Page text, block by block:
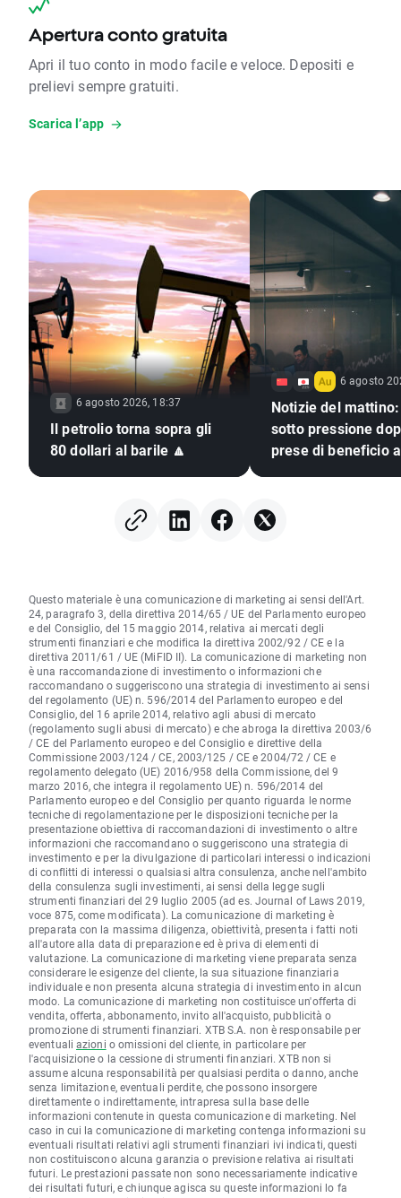
Apertura conto gratuita
Apri il tuo conto in modo facile e veloce. Depositi e
prelievi sempre gratuiti.
Scarica l’app
6 agosto 2026, 18:37
Il petrolio torna sopra gli
80 dollari al barile 🔼
6 agosto
Notizie del
sotto pressione
prese di beneficio
Questo materiale è una comunicazione di marketing ai sensi dell'Art.
24, paragrafo 3, della direttiva 2014/65 / UE del Parlamento europeo
e del Consiglio, del 15 maggio 2014, relativa ai mercati degli
strumenti finanziari e che modifica la direttiva 2002/92 / CE e la
direttiva 2011/61 / UE (MiFID II). La comunicazione di marketing non
è una raccomandazione di investimento o informazioni che
raccomandano o suggeriscono una strategia di investimento ai sensi
del regolamento (UE) n. 596/2014 del Parlamento europeo e del
Consiglio, del 16 aprile 2014, relativo agli abusi di mercato
(regolamento sugli abusi di mercato) e che abroga la direttiva 2003/6
/ CE del Parlamento europeo e del Consiglio e direttive della
Commissione 2003/124 / CE, 2003/125 / CE e 2004/72 / CE e
regolamento delegato (UE) 2016/958 della Commissione, del 9
marzo 2016, che integra il regolamento UE) n. 596/2014 del
Parlamento europeo e del Consiglio per quanto riguarda le norme
tecniche di regolamentazione per le disposizioni tecniche per la
presentazione obiettiva di raccomandazioni di investimento o altre
informazioni che raccomandano o suggeriscono una strategia di
investimento e per la divulgazione di particolari interessi o indicazioni
di conflitti di interessi o qualsiasi altra consulenza, anche nell'ambito
della consulenza sugli investimenti, ai sensi della legge sugli
strumenti finanziari del 29 luglio 2005 (ad es. Journal of Laws 2019,
voce 875, come modificata). La comunicazione di marketing è
preparata con la massima diligenza, obiettività, presenta i fatti noti
all'autore alla data di preparazione ed è priva di elementi di
valutazione. La comunicazione di marketing viene preparata senza
considerare le esigenze del cliente, la sua situazione finanziaria
individuale e non presenta alcuna strategia di investimento in alcun
modo. La comunicazione di marketing non costituisce un'offerta di
vendita, offerta, abbonamento, invito all'acquisto, pubblicità o
promozione di strumenti finanziari. XTB S.A. non è responsabile per
eventuali azioni o omissioni del cliente, in particolare per
l'acquisizione o la cessione di strumenti finanziari. XTB non si
assume alcuna responsabilità per qualsiasi perdita o danno, anche
senza limitazione, eventuali perdite, che possono insorgere
direttamente o indirettamente, intrapresa sulla base delle
informazioni contenute in questa comunicazione di marketing. Nel
caso in cui la comunicazione di marketing contenga informazioni su
eventuali risultati relativi agli strumenti finanziari ivi indicati, questi
non costituiscono alcuna garanzia o previsione relativa ai risultati
futuri. Le prestazioni passate non sono necessariamente indicative
dei risultati futuri, e chiunque agisca su queste informazioni lo fa